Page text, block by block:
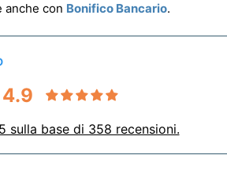
anche con Bonifico Bancario.
4.9
sulla base di 358 recensioni.